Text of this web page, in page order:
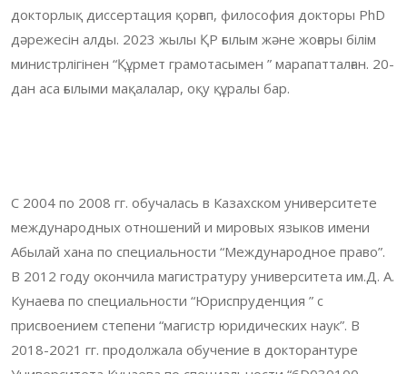
докторлық диссертация қорғап, философия докторы PhD
дәрежесін алды. 2023 жылы ҚР ғылым және жоғары білім
министрлігінен “Құрмет грамотасымен ” марапатталған. 20-
дан аса ғылыми мақалалар, оқу құралы бар.
С 2004 по 2008 гг. обучалась в Казахском университете
международных отношений и мировых языков имени
Абылай хана по специальности “Международное право”.
В 2012 году окончила магистратуру университета им.Д. А.
Кунаева по специальности “Юриспруденция ” с
присвоением степени “магистр юридических наук”. В
2018-2021 гг. продолжала обучение в докторантуре